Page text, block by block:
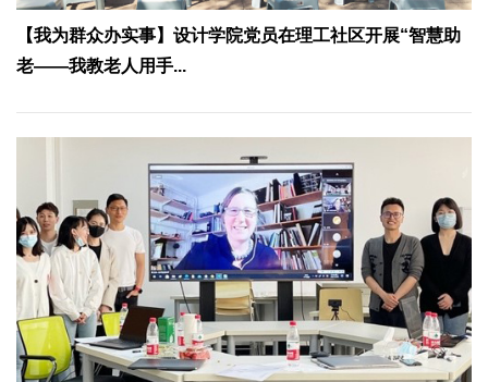
【我为群众办实事】设计学院党员在理工社区开展“智慧助
老——我教老人用手...